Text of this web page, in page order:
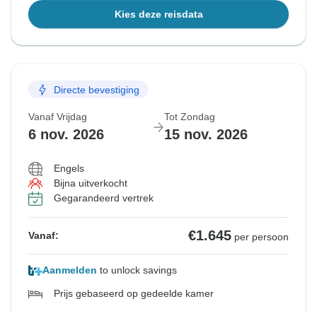
Kies deze reisdata
Directe bevestiging
Vanaf Vrijdag
6 nov. 2026
Tot Zondag
15 nov. 2026
Engels
Bijna uitverkocht
Gegarandeerd vertrek
Vanaf: €1.645 per persoon
Aanmelden to unlock savings
Prijs gebaseerd op gedeelde kamer